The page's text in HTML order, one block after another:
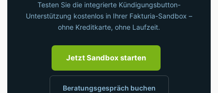
Testen Sie die integrierte Kündigungsbutton-
Unterstützung kostenlos in Ihrer Fakturia-Sandbox –
ohne Kreditkarte, ohne Laufzeit.
Jetzt Sandbox starten
Beratungsgespräch buchen